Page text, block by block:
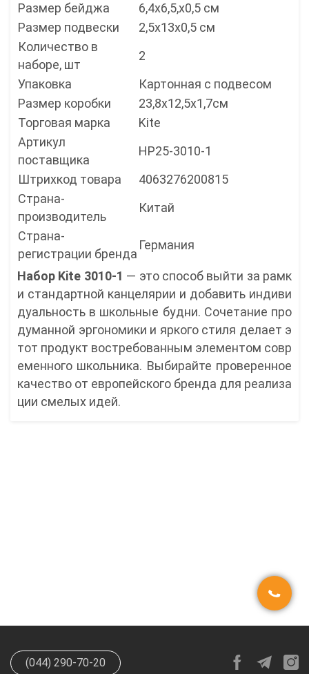
Размер бейджа
6,4х6,5,х0,5 см
Размер подвески
2,5х13х0,5 см
Количество в
наборе, шт
2
Упаковка
Картонная с подвесом
Размер коробки
23,8x12,5x1,7см
Торговая марка
Kite
Артикул
поставщика
HP25-3010-1
Штрихкод товара
4063276200815
Страна-
производитель
Китай
Страна-
регистрации бренда
Германия
Набор Kite 3010-1 — это способ выйти за рамк
и стандартной канцелярии и добавить индиви
дуальность в школьные будни. Сочетание про
думанной эргономики и яркого стиля делает э
тот продукт востребованным элементом совр
еменного школьника. Выбирайте проверенное
качество от европейского бренда для реализа
ции смелых идей.
(044) 290-70-20